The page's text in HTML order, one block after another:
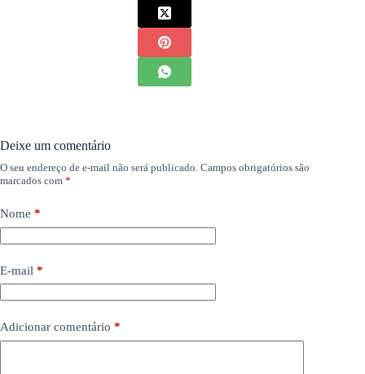
Deixe um comentário
O seu endereço de e-mail não será publicado. Campos obrigatórios são
marcados com *
Nome *
E-mail *
Adicionar comentário *